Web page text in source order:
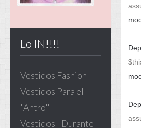
Lo IN!!!!
Vestidos Fashion
Vestidos Para el
"Antro"
Vestidos - Durante